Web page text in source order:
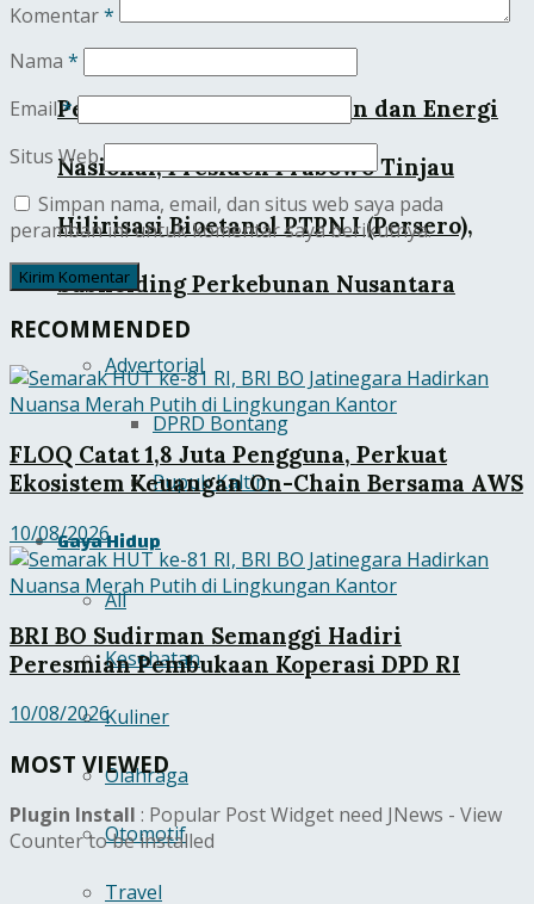
Perkuat Ketahanan Pangan dan Energi
Nasional, Presiden Prabowo Tinjau
Hilirisasi Bioetanol PTPN I (Persero),
Subholding Perkebunan Nusantara
Advertorial
DPRD Bontang
Pupuk Kaltim
Gaya Hidup
All
Kesehatan
Kuliner
Olahraga
Otomotif
Travel
Komentar*
Nama *
Email*
Situs Web
Simpan nama, email, dan situs web saya pada
peramban ini untuk komentar saya berikutnya.
RECOMMENDED
FLOQ Catat 1,8 Juta Pengguna, Perkuat
Ekosistem Keuangan On-Chain Bersama AWS
10/08/2026
BRI BO Sudirman Semanggi Hadiri
Peresmian Pembukaan Koperasi DPD RI
10/08/2026
MOST VIEWED
Plugin Install : Popular Post Widget need JNews - View
Counter to be installed